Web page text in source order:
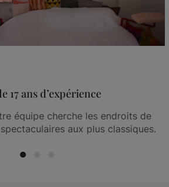
17 ans d’expérience
équipe cherche les endroits de
aux plus classiques.